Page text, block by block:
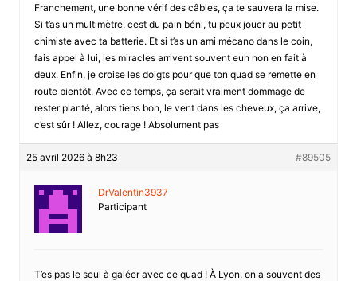
Franchement, une bonne vérif des câbles, ça te sauvera la mise.
Si t’as un multimètre, cest du pain béni, tu peux jouer au petit
chimiste avec ta batterie. Et si t’as un ami mécano dans le coin,
fais appel à lui, les miracles arrivent souvent euh non en fait à
deux. Enfin, je croise les doigts pour que ton quad se remette en
route bientôt. Avec ce temps, ça serait vraiment dommage de
rester planté, alors tiens bon, le vent dans les cheveux, ça arrive,
c’est sûr ! Allez, courage ! Absolument pas
25 avril 2026 à 8h23 #89505
DrValentin3937
Participant
T’es pas le seul à galéer avec ce quad ! À Lyon, on a souvent des